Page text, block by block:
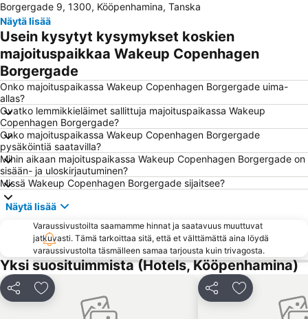
Kongens Nytorv
Østerbro
Amager Centret
Rådhuspladsen
Ørestad
Frederiksberg
Royal Copenhagen
Hornbæk Vest
Strøget
Snekkersten
Christiania
Dansk jødisk museum
Copenhagen Port
Malmö Arena
Fisketorvet
Kanalen
Roskilde Festival
Operaen
Cph Cool
Ny Carlsberg Glyptotek
Danske Kunstindustrimuseet
Biking Copenhague
Kastellet
Turning Torso
Gamla Stan
Louisianan nykytaiteen museo
Borgergade 9, 1300, Kööpenhamina, Tanska
Näytä lisää
Usein kysytyt kysymykset koskien
majoituspaikkaa Wakeup Copenhagen
Borgergade
Onko majoituspaikassa Wakeup Copenhagen Borgergade uima-
allas?
Ovatko lemmikkieläimet sallittuja majoituspaikassa Wakeup
Copenhagen Borgergade?
Onko majoituspaikassa Wakeup Copenhagen Borgergade
pysäköintiä saatavilla?
Mihin aikaan majoituspaikassa Wakeup Copenhagen Borgergade on
sisään- ja uloskirjautuminen?
Missä Wakeup Copenhagen Borgergade sijaitsee?
Näytä lisää
Varaussivustoilta saamamme hinnat ja saatavuus muuttuvat
jatkuvasti. Tämä tarkoittaa sitä, että et välttämättä aina löydä
varaussivustolta täsmälleen samaa tarjousta kuin trivagosta.
Yksi suosituimmista (Hotels, Kööpenhamina)
Jaa Lisää suosikkeihin Jaa Lisää